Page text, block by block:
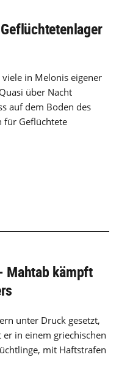
in Melonis eigener
über Nacht
auf dem Boden des
für Geflüchtete
Mahtab kämpft
unter Druck gesetzt,
in einem griechischen
mit Haftstrafen